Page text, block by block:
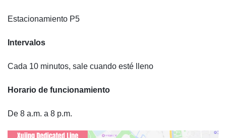
Estacionamiento P5
Intervalos
Cada 10 minutos, sale cuando esté lleno
Horario de funcionamiento
De 8 a.m. a 8 p.m.